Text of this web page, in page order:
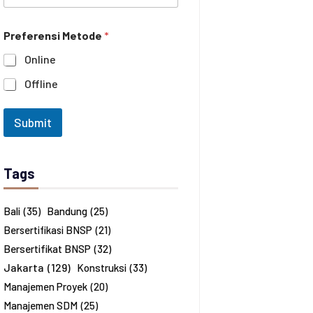
i
a
n
*
n
a
a
J
u
e
s
r
a
*
Preferensi Metode *
Online
Offline
Submit
Tags
Bali (35) Bandung (25)
Bersertifikasi BNSP (21)
Bersertifikat BNSP (32)
Jakarta (129) Konstruksi (33)
Manajemen Proyek (20)
Manajemen SDM (25)